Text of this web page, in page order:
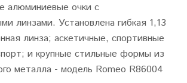
алюминиевые очки с
линзами. Установлена гибкая 1,13
линза; аскетичные, спортивные
и крупные стильные формы из
металла - модель Romeo R86004